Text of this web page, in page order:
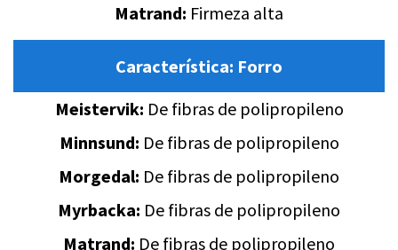
Matrand: Firmeza alta
Característica: Forro
Meistervik: De fibras de polipropileno
Minnsund: De fibras de polipropileno
Morgedal: De fibras de polipropileno
Myrbacka: De fibras de polipropileno
Matrand: De fibras de polipropileno